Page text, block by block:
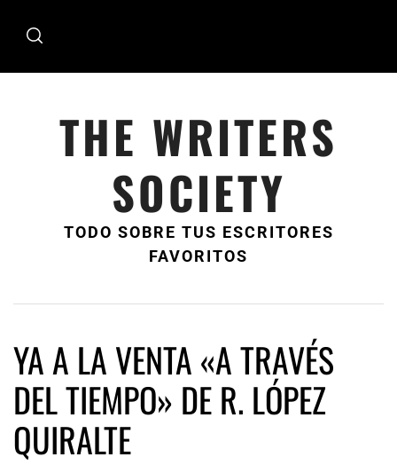
THE WRITERS
SOCIETY
TODO SOBRE TUS ESCRITORES
FAVORITOS
YA A LA VENTA «A TRAVÉS
DEL TIEMPO» DE R. LÓPEZ
QUIRALTE